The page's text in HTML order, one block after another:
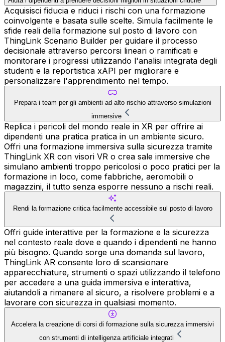
Acquisisci fiducia e riduci i rischi con una formazione
coinvolgente e basata sulle scelte. Simula facilmente le
sfide reali della formazione sul posto di lavoro con
ThingLink Scenario Builder per guidare il processo
decisionale attraverso percorsi lineari o ramificati e
monitorare i progressi utilizzando l'analisi integrata degli
studenti e la reportistica xAPI per migliorare e
personalizzare l'apprendimento nel tempo.
Prepara i team per gli ambienti ad alto rischio attraverso simulazioni
immersive
Replica i pericoli del mondo reale in XR per offrire ai
dipendenti una pratica pratica in un ambiente sicuro.
Offri una formazione immersiva sulla sicurezza tramite
ThingLink XR con visori VR o crea sale immersive che
simulano ambienti troppo pericolosi o poco pratici per la
formazione in loco, come fabbriche, aeromobili o
magazzini, il tutto senza esporre nessuno a rischi reali.
Rendi la formazione critica facilmente accessibile sul posto di lavoro
Offri guide interattive per la formazione e la sicurezza
nel contesto reale dove e quando i dipendenti ne hanno
più bisogno. Quando sorge una domanda sul lavoro,
ThingLink AR consente loro di scansionare
apparecchiature, strumenti o spazi utilizzando il telefono
per accedere a una guida immersiva e interattiva,
aiutandoli a rimanere al sicuro, a risolvere problemi e a
lavorare con sicurezza in qualsiasi momento.
Accelera la creazione di corsi di formazione sulla sicurezza immersivi
con strumenti di intelligenza artificiale integrati